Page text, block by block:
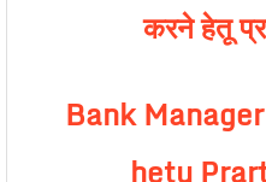
करने हेतू
Bank
hetu